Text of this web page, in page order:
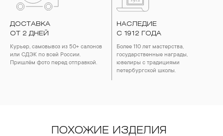
ДОСТАВКА
ОТ 2 ДНЕЙ
Курьер, самовывоз из 50+ салонов
или СДЭК по всей России.
Пришлём фото перед отправкой.
НАСЛЕДИЕ
С 1912 ГОДА
Более 110 лет мастерства,
государственные награды,
ювелиры с традициями
петербургской школы.
ПОХОЖИЕ ИЗДЕЛИЯ